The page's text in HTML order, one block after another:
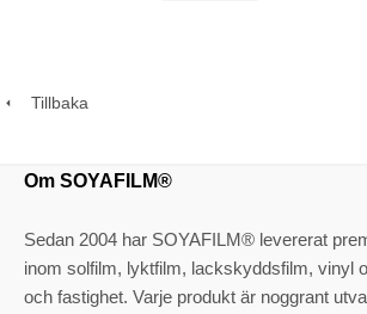
Tillbaka
Om SOYAFILM®
Sedan 2004 har SOYAFILM® levererat
inom solfilm, lyktfilm, lackskyddsfilm, vinyl
och fastighet. Varje produkt är noggrant